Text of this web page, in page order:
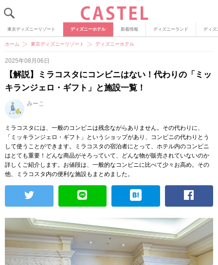
東京ディズニーリゾート ディズニーホテル 新着情報 ディズニーランド ディズ
ホーム 東京ディズニーリゾート ディズニーホテル
2025年08月06日
【解説】ミラコスタにコンビニはない！代わりの「ミッ
キランジェロ・ギフト」と施設一覧！
みーこ
ミラコスタには、一般のコンビニは残念ながらありません。その代わりに、
「ミッキランジェロ・ギフト」というショップがあり、コンビニの代わりとう
して使うことができます。ミラコスタの宿泊者にとって、ホテル内のコンビニ
はとても重要！どんな商品がそろっていて、どんな物が販売されていないのか
詳しくご紹介します。お値段は、一般的なコンビニに比べて少々お高め。その
他、ミラコスタ内の便利な施設もまとめました。